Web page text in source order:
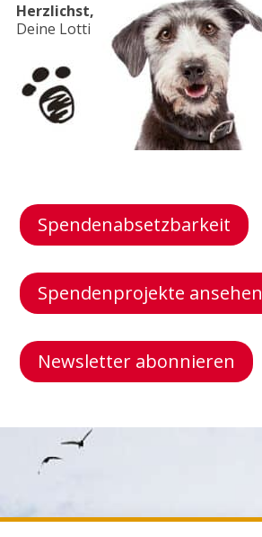
Herzlichst,
Deine Lotti
Spendenabsetzbarkeit
Spendenprojekte ansehen
Newsletter abonnieren